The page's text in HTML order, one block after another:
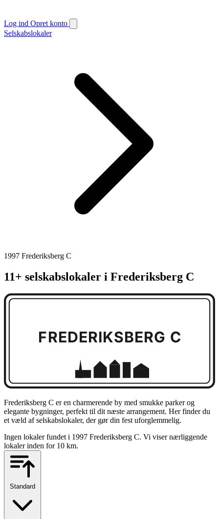
Log ind Opret konto
Selskabslokaler
1997 Frederiksberg C
11+ selskabslokaler i Frederiksberg C
FREDERIKSBERG C
Frederiksberg C er en charmerende by med smukke parker og
elegante bygninger, perfekt til dit næste arrangement. Her finder du
et væld af selskabslokaler, der gør din fest uforglemmelig.
Ingen lokaler fundet i 1997 Frederiksberg C. Vi viser nærliggende
lokaler inden for 10 km.
Standard